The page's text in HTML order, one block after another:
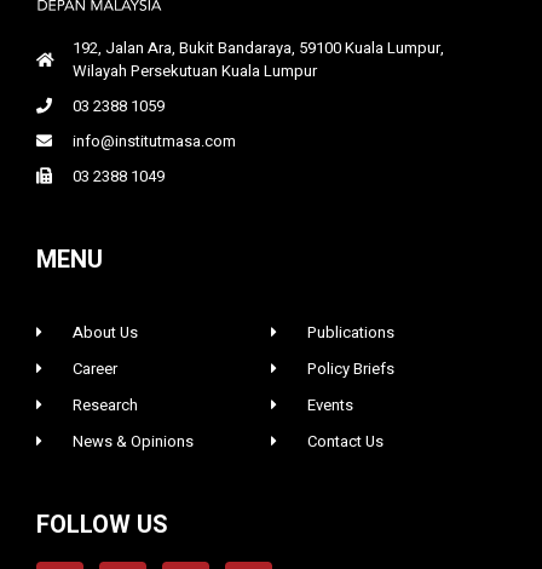
192, Jalan Ara, Bukit Bandaraya, 59100 Kuala Lumpur,
Wilayah Persekutuan Kuala Lumpur
03 2388 1059
info@institutmasa.com
03 2388 1049
MENU
About Us
Career
Research
News & Opinions
Publications
Policy Briefs
Events
Contact Us
FOLLOW US